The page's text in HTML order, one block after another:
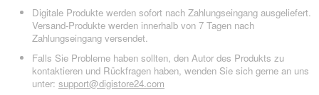
Digitale Produkte werden sofort nach Zahlungseingang ausgeliefert.
Versand-Produkte werden innerhalb von 7 Tagen nach
Zahlungseingang versendet.
Falls Sie Probleme haben sollten, den Autor des Produkts zu
kontaktieren und Rückfragen haben, wenden Sie sich gerne an uns
unter: support@digistore24.com